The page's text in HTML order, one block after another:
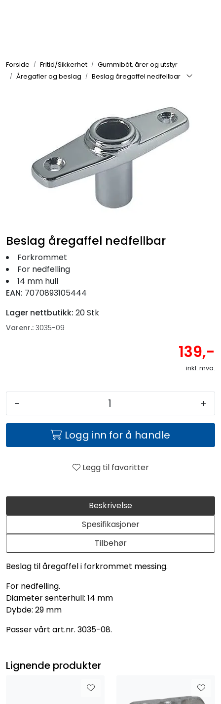
Forside Fritid/Sikkerhet
Gummibåt, årer og utstyr
Åregafler og beslag
Beslag åregaffel nedfellbar
Beskrivelse
Spesifikasjoner
Tilbehør
Beslag til åregaffel i forkrommet messing.
For nedfelling.
Diameter senterhull: 14 mm
Dybde: 29 mm
Passer vårt art.nr. 3035-08.
Beslag åregaffel nedfellbar
Forkrommet
For nedfelling
14 mm hull
EAN: 7070893105444
Lager nettbutikk: 20 Stk
Varenr.: 3035-09
139,-
inkl. mva.
- +
Logg inn for å handle
Legg til favoritter
Lignende produkter
Elektrisk
VVS
Fritid/Sikkerhet
Båtpleie/Opplag
Seil